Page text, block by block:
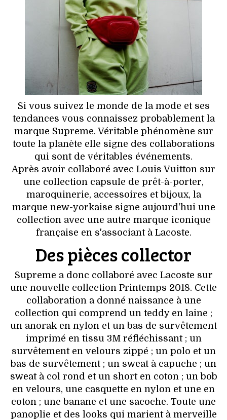
LIEUX TENDANCES
BEAUTÉ
MODE DE RUE
JEUNES CRÉATEURS
HISTOIRE DES MARQUES
DÉCO
VOYAGES & LOISIRS
Si vous suivez le monde de la mode et ses
tendances vous connaissez probablement la
marque Supreme. Véritable phénomène sur
toute la planète elle signe des collaborations
qui sont de véritables événements.
Après avoir collaboré avec Louis Vuitton sur
une collection capsule de prêt-à-porter,
maroquinerie, accessoires et bijoux, la
marque new-yorkaise signe aujourd'hui une
collection avec une autre marque iconique
française en s'associant à Lacoste.
Des pièces collector
Supreme a donc collaboré avec Lacoste sur
une nouvelle collection Printemps 2018. Cette
collaboration a donné naissance à une
collection qui comprend un teddy en laine ;
un anorak en nylon et un bas de survêtement
imprimé en tissu 3M réfléchissant ; un
survêtement en velours zippé ; un polo et un
bas de survêtement ; un sweat à capuche ; un
sweat à col rond et un short en coton ; un bob
en velours, une casquette en nylon et une en
coton ; une banane et une sacoche. Toute une
panoplie et des looks qui marient à merveille